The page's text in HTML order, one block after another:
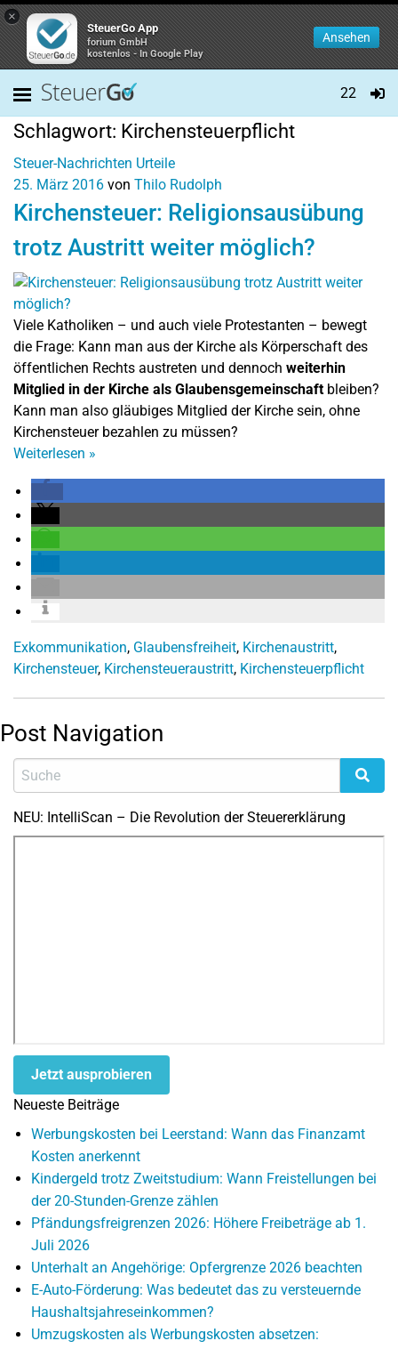
×
SteuerGo App
forium GmbH
kostenlos - In Google Play
Ansehen
22
Schlagwort: Kirchensteuerpflicht
Steuer-Nachrichten Urteile
25. März 2016 von Thilo Rudolph
Kirchensteuer: Religionsausübung
trotz Austritt weiter möglich?
Viele Katholiken – und auch viele Protestanten – bewegt
die Frage: Kann man aus der Kirche als Körperschaft des
öffentlichen Rechts austreten und dennoch weiterhin
Mitglied in der Kirche als Glaubensgemeinschaftbleiben?
Kann man also gläubiges Mitglied der Kirche sein, ohne
Kirchensteuer bezahlen zu müssen?
Weiterlesen »
Exkommunikation, Glaubensfreiheit, Kirchenaustritt,
Kirchensteuer, Kirchensteueraustritt, Kirchensteuerpflicht
Post Navigation
NEU: IntelliScan – Die Revolution der Steuererklärung
Jetzt ausprobieren
Neueste Beiträge
Werbungskosten bei Leerstand: Wann das Finanzamt
Kosten anerkennt
Kindergeld trotz Zweitstudium: Wann Freistellungen bei
der 20-Stunden-Grenze zählen
Pfändungsfreigrenzen 2026: Höhere Freibeträge ab 1.
Juli 2026
Unterhalt an Angehörige: Opfergrenze 2026 beachten
E-Auto-Förderung: Was bedeutet das zu versteuernde
Haushaltsjahreseinkommen?
Umzugskosten als Werbungskosten absetzen: